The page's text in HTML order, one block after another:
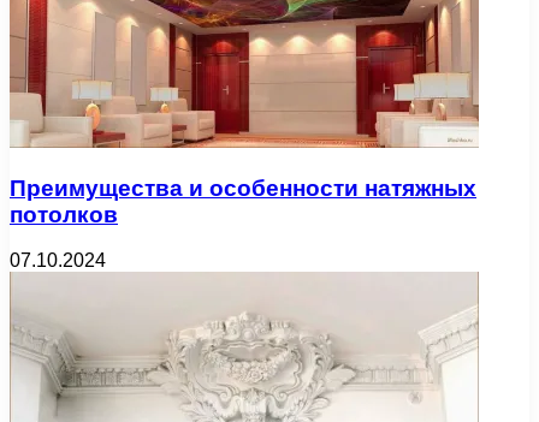
Преимущества и особенности натяжных
потолков
07.10.2024